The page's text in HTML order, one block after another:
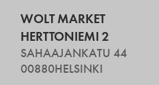
WOLT MARKET
HERTTONIEMI 2
SAHAAJANKATU 44
00880HELSINKI